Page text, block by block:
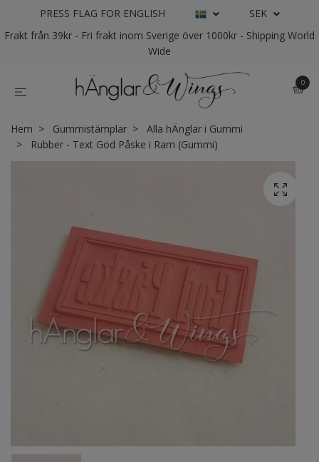
PRESS FLAG FOR ENGLISH
SEK
Frakt från 39kr - Fri frakt inom Sverige över 1000kr - Shipping World
Wide
0
Hem Gummistämplar
Alla hÄnglar i Gummi
Rubber - Text God Påske i Ram (Gummi)